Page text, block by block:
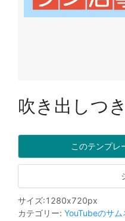
吹き出しつ
このテンプレ
サイズ:1280x720px
カテゴリー: YouTubeのサム